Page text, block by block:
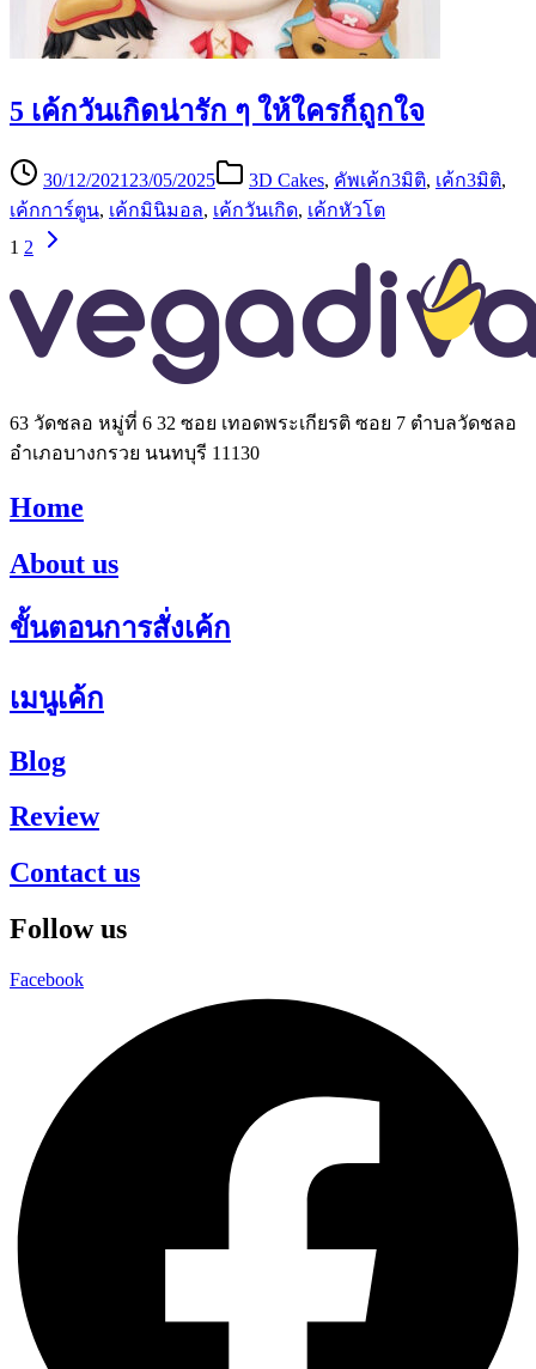
5 เค้กวันเกิดน่ารัก ๆ ให้ใครก็ถูกใจ
30/12/2021 23/05/2025 3D Cakes, คัพเค้ก3มิติ, เค้ก3มิติ,
เค้กการ์ตูน, เค้กมินิมอล, เค้กวันเกิด, เค้กหัวโต
1 2
63 วัดชลอ หมู่ที่ 6 32 ซอย เทอดพระเกียรติ ซอย 7 ตำบลวัดชลอ
อำเภอบางกรวย นนทบุรี 11130
Home
About us
ขั้นตอนการสั่งเค้ก
เมนูเค้ก
Blog
Review
Contact us
Follow us
Facebook